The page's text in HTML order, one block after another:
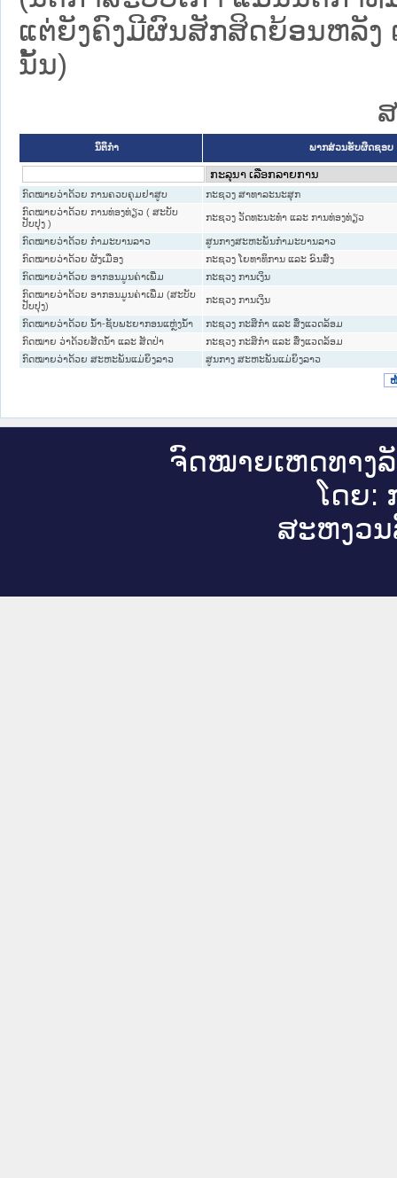
ແຕ່ຍັງຄົງມີຜົນສັກສິດຍ້ອນຫລັງ
ນັ້ນ)
ນິຕິກໍາ ພາກສ່ວນຮັບຜິດຊອບ
ກົດໝາຍວ່າດ້ວຍ ການຄວບຄຸມຢາສູບ
ກະຊວງ ສາທາລະນະສຸກ
ກົດໝາຍວ່າດ້ວຍ ການທ່ອງທ່ຽວ ( ສະບັບ
ປັບປຸງ )
ກະຊວງ ວັດທະນະທຳ ແລະ ການທ່ອງທ່ຽວ
ກົດໝາຍວ່າດ້ວຍ ກຳມະບານລາວ
ສູນກາງສະຫະພັນກຳມະບານລາວ
ກົດ​ໝາຍ​ວ່າ​ດ້ວຍ ຜັງເມືອງ
ກະຊວງ ໂຍທາທິການ ແລະ ຂົນສົ່ງ
ກົດໝາຍວ່າດ້ວຍ ອາກອນມູນຄ່າເພີ່ມ
ກະຊວງ ການເງິນ
ກົດໝາຍວ່າດ້ວຍ ອາກອນມູນຄ່າເພີ່ມ (ສະບັບ
ປັບປຸງ)
ກະຊວງ ການເງິນ
ກົດໝາຍວ່າດ້ວຍ ນ້ຳ-ຊັບພະຍາກອນແຫຼ່ງນ້ຳ
ກະຊວງ ກະສິກຳ ແລະ ສິ່ງແວດລ້ອມ
ກົດໝາຍ ວ່າດ້ວຍສັດນ້ຳ ແລະ ສັດປ່າ
ກະຊວງ ກະສິກຳ ແລະ ສິ່ງແວດລ້ອມ
ກົດໝາຍວ່າດ້ວຍ ສະຫະພັນແມ່ຍິງລາວ
ສູນກາງ ສະຫະພັນແມ່ຍິງລາວ
ຈົດ​ໝາຍ​ເຫດ​ທາງ​
ໂດຍ:
ສະ​ຫງວນ​